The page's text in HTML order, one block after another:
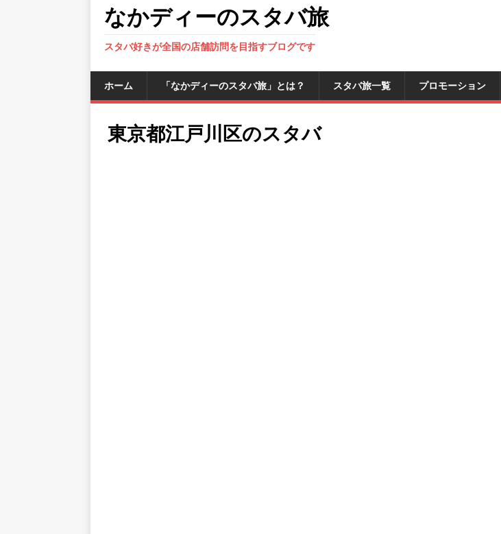
なかディーのスタバ旅
スタバ好きが全国の店舗訪問を目指すブログです
ホーム 「なかディーのスタバ旅」とは？ スタバ旅一覧 プロモーション
東京都江戸川区のスタバ